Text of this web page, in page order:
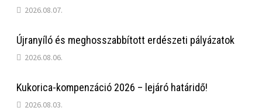
2026.08.07.
Újranyíló és meghosszabbított erdészeti pályázatok
2026.08.06.
Kukorica-kompenzáció 2026 – lejáró határidő!
2026.08.03.